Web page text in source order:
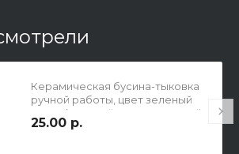
Керамическая бусина-тыковка
ручной работы, цвет зеленый
оазис (светлый желто-зеленый,
прозрачный коричневый), р-р
25.00 р.